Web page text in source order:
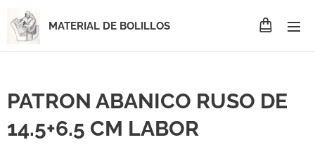
MATERIAL DE BOLILLOS
PATRON ABANICO RUSO DE
14.5+6.5 CM LABOR